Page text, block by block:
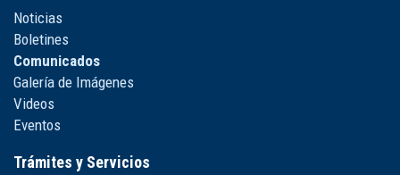
Noticias
Boletines
Comunicados
Galería de Imágenes
Videos
Eventos
Trámites y Servicios